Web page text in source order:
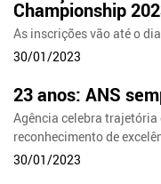
Championship
As inscrições vão até o
30/01/2023
23 anos: ANS
Agência celebra
reconhecimento de
30/01/2023